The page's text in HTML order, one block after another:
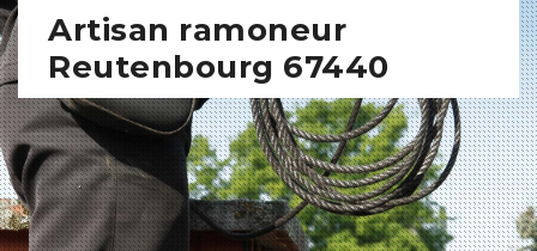
Artisan ramoneur
Reutenbourg 67440